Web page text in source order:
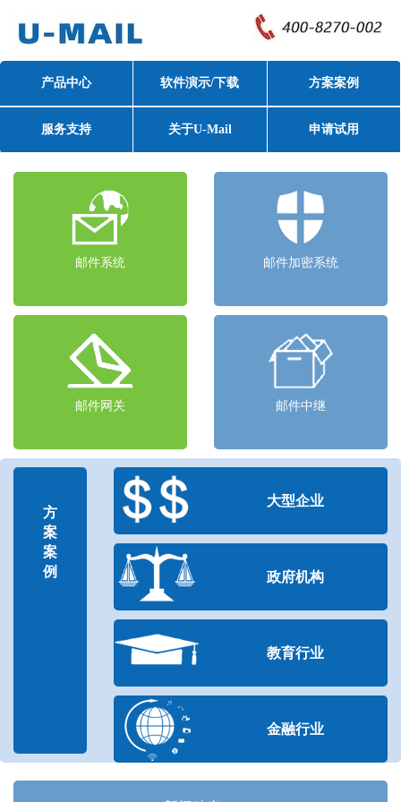
产品中心 软件演示/下载 方案案例
服务支持 关于U-Mail 申请试用
邮件系统 邮件加密系统
邮件网关 邮件中继
方
案
案
例
大型企业
政府机构
教育行业
金融行业